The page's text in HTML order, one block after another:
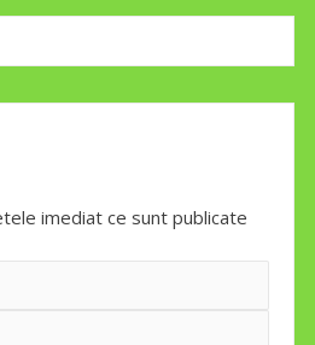
imediat ce sunt publicate